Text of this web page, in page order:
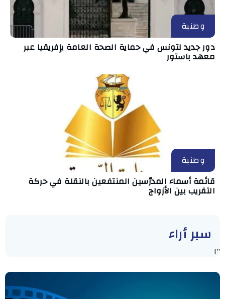
وطنية
دور جديد لتونس في حماية الصحة العامة بإفريقيا عبر
معهد باستور
وطنية
قائمة أسماء المدرّسين المنتفعين بالنقلة في حركة
التقريب بين الأزواج
سبر أراء
"]